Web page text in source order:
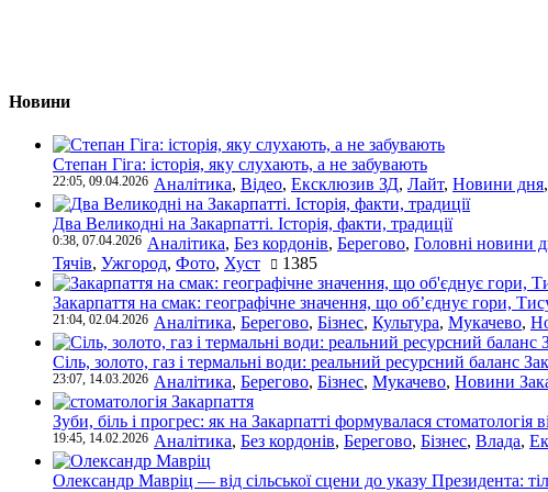
Новини
Степан Гіга: історія, яку слухають, а не забувають
22:05, 09.04.2026 Аналітика, Відео, Ексклюзив ЗД, Лайт, Новини дня,
Два Великодні на Закарпатті. Історія, факти, традиції
0:38, 07.04.2026 Аналітика, Без кордонів, Берегово, Головні новини
Тячів, Ужгород, Фото, Хуст 1385
Закарпаття на смак: географічне значення, що об’єднує гори,
21:04, 02.04.2026 Аналітика, Берегово, Бізнес, Культура, Мукачево,
Сіль, золото, газ і термальні води: реальний ресурсний баланс
23:07, 14.03.2026 Аналітика, Берегово, Бізнес, Мукачево, Новини
Зуби, біль і прогрес: як на Закарпатті формувалася стоматологія
19:45, 14.02.2026 Аналітика, Без кордонів, Берегово, Бізнес, Влада,
Олександр Мавріц — від сільської сцени до указу Президента: